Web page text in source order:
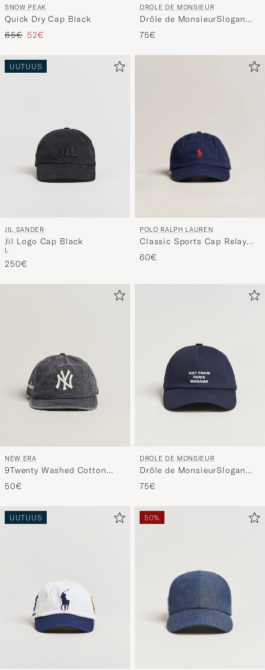
SNOW PEAK
Quick Dry Cap Black
Tavallinen hinta
65€ Alennettu hinta
52€
DRÔLE DE MONSIEUR
Drôle de MonsieurSlogan
BaseballMastic
75€
UUTUUS
JIL SANDER
Jil Logo Cap Black
L
250€
POLO RALPH LAUREN
Classic Sports Cap Relay
Blue
60€
NEW ERA
9Twenty Washed Cotton
Cap Navy New York Yankees
50€
DRÔLE DE MONSIEUR
Drôle de MonsieurSlogan
BaseballNavy
75€
UUTUUS 50%